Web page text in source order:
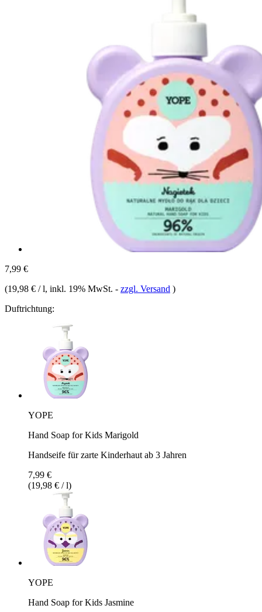
7,99 €
(19,98 € / l, inkl. 19% MwSt. - zzgl. Versand )
Duftrichtung:
YOPE
Hand Soap for Kids Marigold
Handseife für zarte Kinderhaut ab 3 Jahren
7,99 €
(19,98 € / l)
YOPE
Hand Soap for Kids Jasmine